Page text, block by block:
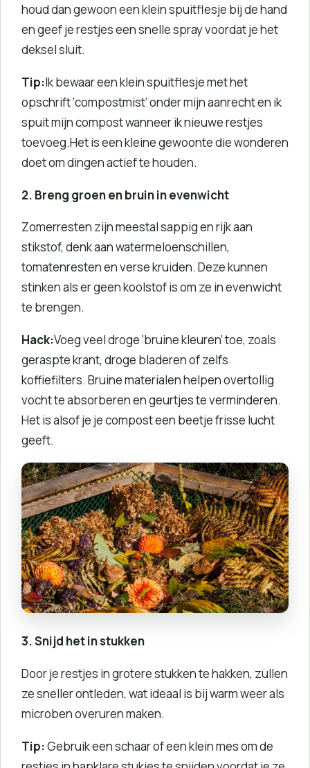
houd dan gewoon een klein spuitflesje bij de hand
en geef je restjes een snelle spray voordat je het
deksel sluit.
Tip:Ik bewaar een klein spuitflesje met het
opschrift ‘compostmist’ onder mijn aanrecht en ik
spuit mijn compost wanneer ik nieuwe restjes
toevoeg.Het is een kleine gewoonte die wonderen
doet om dingen actief te houden.
2. Breng groen en bruin in evenwicht
Zomerresten zijn meestal sappig en rijk aan
stikstof, denk aan watermeloenschillen,
tomatenresten en verse kruiden. Deze kunnen
stinken als er geen koolstof is om ze in evenwicht
te brengen.
Hack:Voeg veel droge ‘bruine kleuren’ toe, zoals
geraspte krant, droge bladeren of zelfs
koffiefilters. Bruine materialen helpen overtollig
vocht te absorberen en geurtjes te verminderen.
Het is alsof je je compost een beetje frisse lucht
geeft.
3. Snijd het in stukken
Door je restjes in grotere stukken te hakken, zullen
ze sneller ontleden, wat ideaal is bij warm weer als
microben overuren maken.
Tip:Gebruik een schaar of een klein mes om de